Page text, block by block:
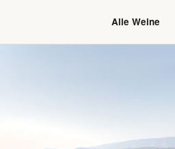
Alle Weine